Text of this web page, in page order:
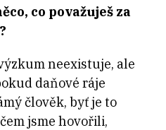
co považuješ za
neexistuje, ale
daňové ráje
člověk, byť je to
jsme hovořili,